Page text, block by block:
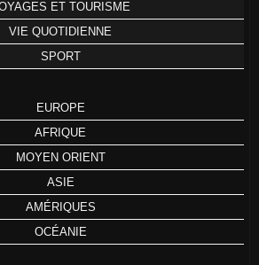
ET TOURISME
VIE QUOTIDIENNE
SPORT
EUROPE
AFRIQUE
MOYEN ORIENT
ASIE
AMÉRIQUES
OCÉANIE